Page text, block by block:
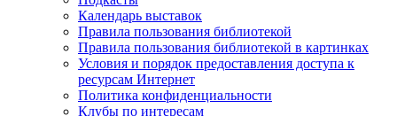
Календарь выставок
Правила пользования библиотекой
Правила пользования библиотекой в картинках
Условия и порядок предоставления доступа к
ресурсам Интернет
Политика конфиденциальности
Клубы по интересам